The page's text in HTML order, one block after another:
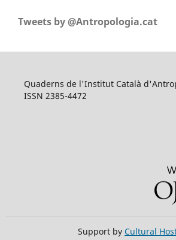
Tweets by @Antropologia.cat
Quaderns de l'Institut Català
ISSN 2385-4472
Support by Cultural